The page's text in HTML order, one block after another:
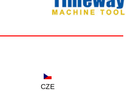
CZE